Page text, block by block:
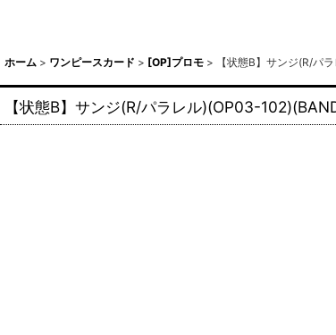
ホーム > ワンピースカード > [OP]プロモ > 【状態B】サンジ(R/パ
【状態B】サンジ(R/パラレル)(OP03-